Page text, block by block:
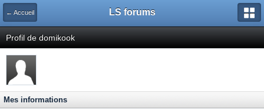
← Accueil LS forums
Profil de domikook
Mes informations